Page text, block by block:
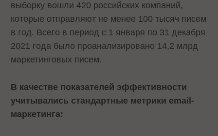
выборку вошли 420 российских компаний,
которые отправляют не менее 100 тысяч писем
в год. Всего в период с 1 января по 31 декабря
2021 года было проанализировано 14,2 млрд
маркетинговых писем.
В качестве показателей эффективности
учитывались стандартные метрики email-
маркетинга: